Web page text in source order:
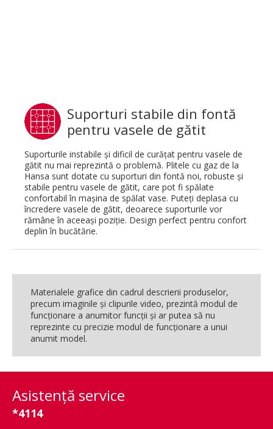
Suporturi stabile din fontă
pentru vasele de gătit
Suporturile instabile şi dificil de curăţat pentru vasele de
gătit nu mai reprezintă o problemă. Plitele cu gaz de la
Hansa sunt dotate cu suporturi din fontă noi, robuste şi
stabile pentru vasele de gătit, care pot fi spălate
confortabil în maşina de spălat vase. Puteţi deplasa cu
încredere vasele de gătit, deoarece suporturile vor
rămâne în aceeaşi poziţie. Design perfect pentru confort
deplin în bucătărie.
Materialele grafice din cadrul descrierii produselor,
precum imaginile şi clipurile video, prezintă modul de
funcţionare a anumitor funcţii şi ar putea să nu
reprezinte cu precizie modul de funcţionare a unui
anumit model.
Asistenţă service
*4114